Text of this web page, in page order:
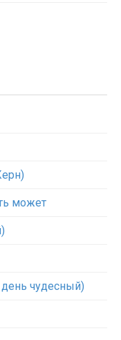
может
чудесный)